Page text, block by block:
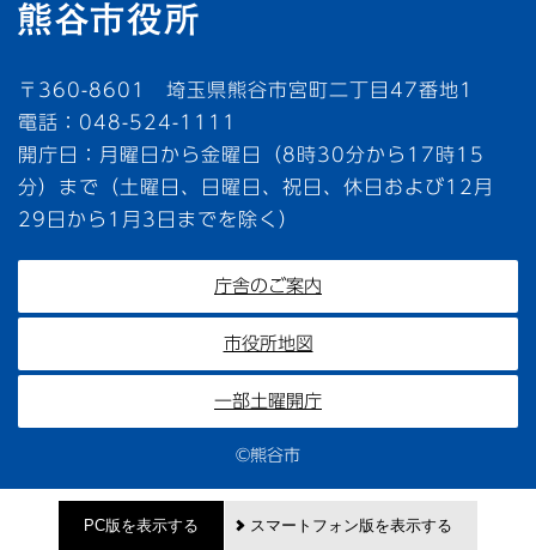
〒360-8601 埼玉県熊谷市宮町二丁目47番地1
電話：048-524-1111
開庁日：月曜日から金曜日（8時30分から17時15
分）まで（土曜日、日曜日、祝日、休日および12月
29日から1月3日までを除く）
庁舎のご案内
市役所地図
一部土曜開庁
©熊谷市
PC版を表示する スマートフォン版を表示する